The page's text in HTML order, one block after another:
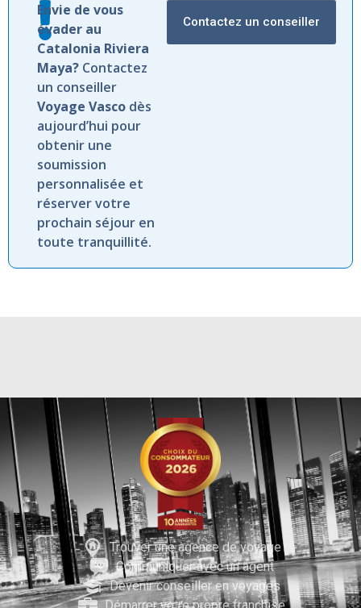
Envie de vous
évader au
Catalonia Riviera
Maya? Contactez
un conseiller
Voyage Vasco dès
aujourd’hui pour
obtenir une
soumission
personnalisée et
réserver votre
prochain séjour en
toute tranquillité.
Contactez un conseiller
Trouver une agence de voyage
Communiquer avec un agent
Devenir conseiller en voyages
Démarrer votre propre franchise